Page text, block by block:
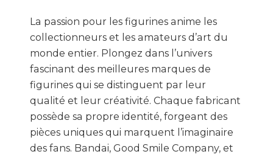
La passion pour les figurines anime les
collectionneurs et les amateurs d’art du
monde entier. Plongez dans l’univers
fascinant des meilleures marques de
figurines qui se distinguent par leur
qualité et leur créativité. Chaque fabricant
possède sa propre identité, forgeant des
pièces uniques qui marquent l’imaginaire
des fans. Bandai, Good Smile Company, et